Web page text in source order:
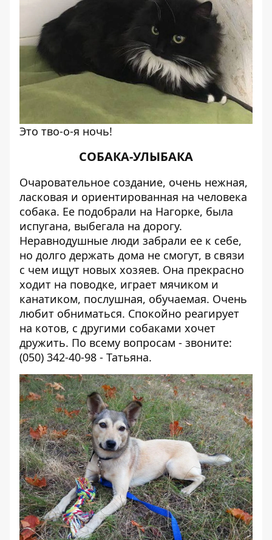
Это тво-о-я ночь!
СОБАКА-УЛЫБАКА
Очаровательное создание, очень нежная,
ласковая и ориентированная на человека
собака. Ее подобрали на Нагорке, была
испугана, выбегала на дорогу.
Неравнодушные люди забрали ее к себе,
но долго держать дома не смогут, в связи
с чем ищут новых хозяев. Она прекрасно
ходит на поводке, играет мячиком и
канатиком, послушная, обучаемая. Очень
любит обниматься. Спокойно реагирует
на котов, с другими собаками хочет
дружить. По всему вопросам - звоните:
(050) 342-40-98 - Татьяна.